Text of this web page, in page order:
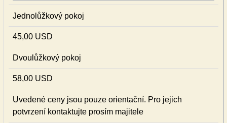
Jednolůžkový pokoj
45,00 USD
Dvoulůžkový pokoj
58,00 USD
Uvedené ceny jsou pouze orientační. Pro jejich
potvrzení kontaktujte prosím majitele